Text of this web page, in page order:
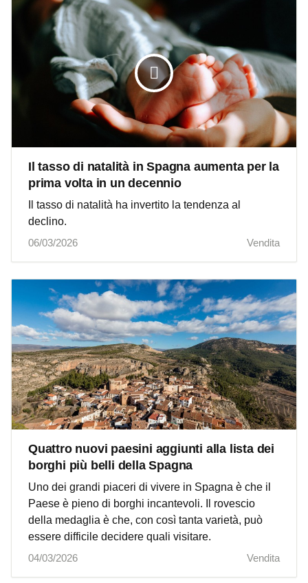
Il tasso di natalità in Spagna aumenta per la
prima volta in un decennio
Il tasso di natalità ha invertito la tendenza al
declino.
06/03/2026
Vendita
Quattro nuovi paesini aggiunti alla lista dei
borghi più belli della Spagna
Uno dei grandi piaceri di vivere in Spagna è che il
Paese è pieno di borghi incantevoli. Il rovescio
della medaglia è che, con così tanta varietà, può
essere difficile decidere quali visitare.
04/03/2026
Vendita